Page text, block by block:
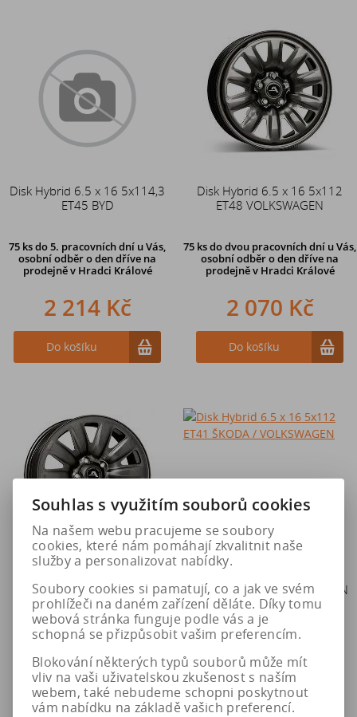
Disk Hybrid 6.5 x 16 5x114,3
ET45 BYD
75 ksdo 5. pracovních dní u Vás,
osobní odběr o den dříve na
prodejněv Hradci Králové
2 214 Kč
Do košíku
Disk Hybrid 6.5 x 16 5x112
ET48 VOLKSWAGEN
75 ksdo dvou pracovních dní u Vás,
osobní odběr o den dříve na
prodejně v Hradci Králové
2 070 Kč
Do košíku
ET46 AUDI / SEAT / ŠKODA /
VOLKSWAGEN
2 154 Kč
ET41 ŠKODA / VOLKSWAGEN
2 105 Kč
Souhlas s využitím souborů cookies
Na našem webu pracujeme se soubory
cookies, které nám pomáhají zkvalitnit naše
služby a personalizovat nabídky.
Soubory cookies si pamatují, co a jak ve svém
prohlížeči na daném zařízení děláte. Díky tomu
webová stránka funguje podle vás a je
schopná se přizpůsobit vašim preferencím.
Blokování některých typů souborů může mít
vliv na vaši uživatelskou zkušenost s naším
webem, také nebudeme schopni poskytnout
vám nabídku na základě vašich preferencí.